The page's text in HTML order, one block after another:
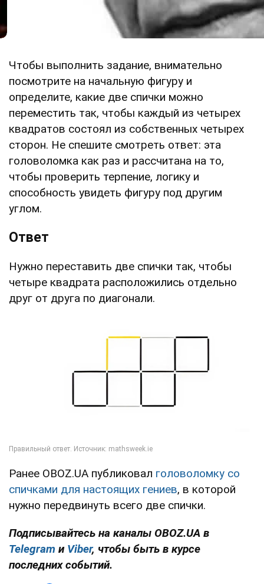
Чтобы выполнить задание, внимательно
посмотрите на начальную фигуру и
определите, какие две спички можно
переместить так, чтобы каждый из четырех
квадратов состоял из собственных четырех
сторон. Не спешите смотреть ответ: эта
головоломка как раз и рассчитана на то,
чтобы проверить терпение, логику и
способность увидеть фигуру под другим
углом.
Ответ
Нужно переставить две спички так, чтобы
четыре квадрата расположились отдельно
друг от друга по диагонали.
Ранее OBOZ.UA публиковал головоломку со
спичками для настоящих гениев, в которой
нужно передвинуть всего две спички.
Подписывайтесь на каналы OBOZ.UA в
Telegram и Viber, чтобы быть в курсе
последних событий.